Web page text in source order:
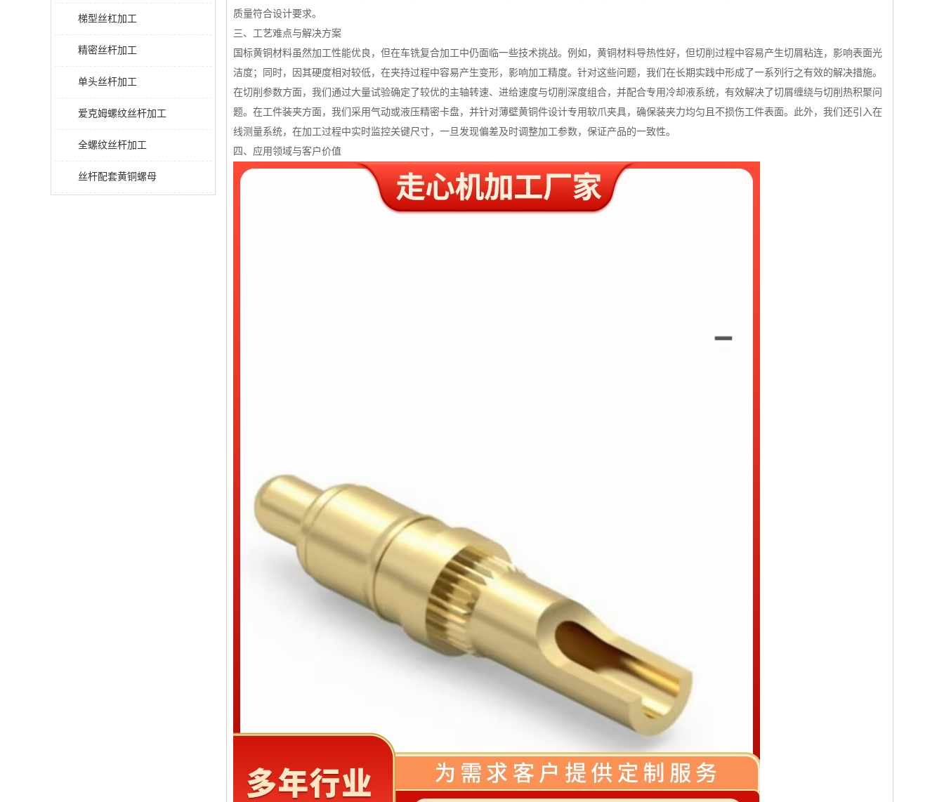
梯型丝杠加工
精密丝杆加工
单头丝杆加工
爱克姆螺纹丝杆加工
全螺纹丝杆加工
丝杆配套黄铜螺母
质量符合设计要求。
三、工艺难点与解决方案
国标黄铜材料虽然加工性能优良，但在车铣复合加工中仍面临一些技术挑战。例如，黄铜材料导热性好，但切削过程中容易产生切屑粘连，影响表面光
洁度；同时，因其硬度相对较低，在夹持过程中容易产生变形，影响加工精度。针对这些问题，我们在长期实践中形成了一系列行之有效的解决措施。
在切削参数方面，我们通过大量试验确定了较优的主轴转速、进给速度与切削深度组合，并配合专用冷却液系统，有效解决了切屑缠绕与切削热积聚问
题。在工件装夹方面，我们采用气动或液压精密卡盘，并针对薄壁黄铜件设计专用软爪夹具，确保装夹力均匀且不损伤工件表面。此外，我们还引入在
线测量系统，在加工过程中实时监控关键尺寸，一旦发现偏差及时调整加工参数，保证产品的一致性。
四、应用领域与客户价值